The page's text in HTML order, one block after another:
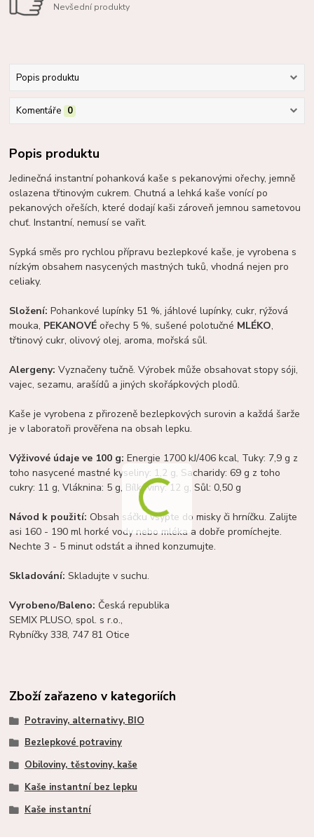
Nevšední produkty
Popis produktu
Komentáře 0
Popis produktu
Jedinečná instantní pohanková kaše s pekanovými ořechy, jemně
oslazena třtinovým cukrem. Chutná a lehká kaše vonící po
pekanových ořeších, které dodají kaši zároveň jemnou sametovou
chuť. Instantní, nemusí se vařit.
Sypká směs pro rychlou přípravu bezlepkové kaše, je vyrobena s
nízkým obsahem nasycených mastných tuků, vhodná nejen pro
celiaky.
Složení:Pohankové lupínky 51 %, jáhlové lupínky, cukr, rýžová
mouka, PEKANOVÉořechy 5 %, sušené polotučné MLÉKO,
třtinový cukr, olivový olej, aroma, mořská sůl.
Alergeny: Vyznačeny tučně. Výrobek může obsahovat stopy sóji,
vajec, sezamu, arašídů a jiných skořápkových plodů.
Kaše je vyrobena z přirozeně bezlepkových surovin a každá šarže
je v laboratoři prověřena na obsah lepku.
Výživové údaje ve 100 g: Energie 1700 kJ/406 kcal, Tuky: 7,9 g z
toho nasycené mastné kyseliny: 1,2 g, Sacharidy: 69 g z toho
cukry: 11 g, Vláknina: 5 g, Bílkoviny: 12 g, Sůl: 0,50 g
Návod k použití: Obsah sáčku vsypte do misky či hrníčku. Zalijte
asi 160 - 190 ml horké vody nebo mléka a dobře promíchejte.
Nechte 3 - 5 minut odstát a ihned konzumujte.
Skladování: Skladujte v suchu.
Vyrobeno/Baleno: Česká republika
SEMIX PLUSO, spol. s r.o.,
Rybníčky 338, 747 81 Otice
Zboží zařazeno v kategoriích
Potraviny, alternativy, BIO
Bezlepkové potraviny
Obiloviny, těstoviny, kaše
Kaše instantní bez lepku
Kaše instantní